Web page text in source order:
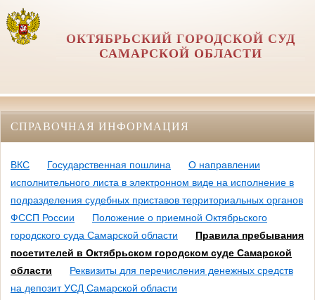
ОКТЯБРЬСКИЙ ГОРОДСКОЙ СУД
САМАРСКОЙ ОБЛАСТИ
СПРАВОЧНАЯ ИНФОРМАЦИЯ
ВКС Государственная пошлина
О направлении
исполнительного листа в электронном виде на исполнение в
подразделения судебных приставов территориальных органов
ФССП России
Положение о приемной Октябрьского
городского суда Самарской области
Правила пребывания
посетителей в Октябрьском городском суде Самарской
области
Реквизиты для перечисления денежных средств
на депозит УСД Самарской области